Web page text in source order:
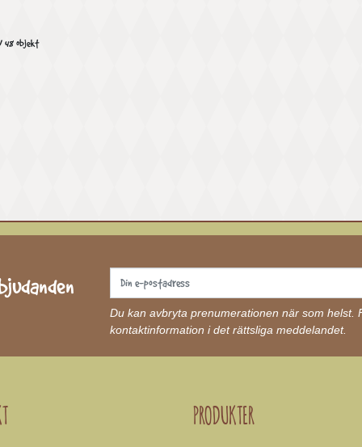
48 objekt
Du kan avbryta prenumerationen när som helst.
kontaktinformation i det rättsliga meddelandet.
PRODUKTER